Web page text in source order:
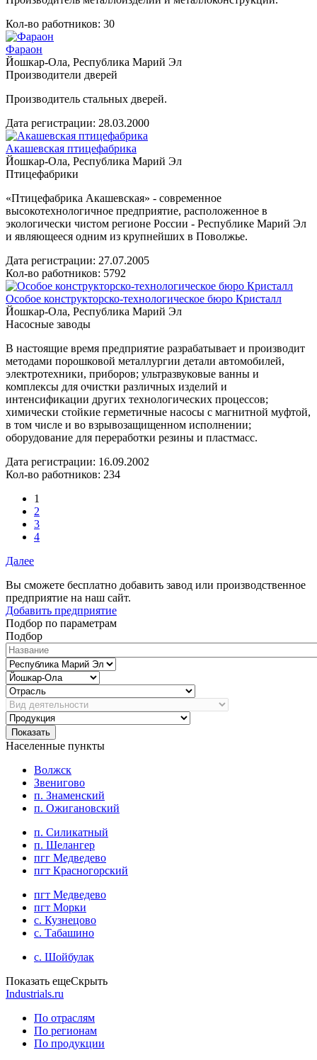
Кол-во работников: 30
Фараон
Йошкар-Ола, Республика Марий Эл
Производители дверей
Производитель стальных дверей.
Дата регистрации: 28.03.2000
Акашевская птицефабрика
Йошкар-Ола, Республика Марий Эл
Птицефабрики
«Птицефабрика Акашевская» - современное
высокотехнологичное предприятие, расположенное в
экологически чистом регионе России - Республике Марий Эл
и являющееся одним из крупнейших в Поволжье.
Дата регистрации: 27.07.2005
Кол-во работников: 5792
Особое конструкторско-технологическое бюро Кристалл
Йошкар-Ола, Республика Марий Эл
Насосные заводы
В настоящие время предприятие разрабатывает и производит
методами порошковой металлургии детали автомобилей,
электротехники, приборов; ультразвуковые ванны и
комплексы для очистки различных изделий и
интенсификации других технологических процессов;
химически стойкие герметичные насосы с магнитной муфтой,
в том числе и во взрывозащищенном исполнении;
оборудование для переработки резины и пластмасс.
Дата регистрации: 16.09.2002
Кол-во работников: 234
1
2
3
4
Далее
Вы сможете бесплатно добавить завод или производственное
предприятие на наш сайт.
Добавить предприятие
Подбор по параметрам
Подбор
Показать
Населенные пункты
Волжск
Звенигово
п. Знаменский
п. Ожигановский
п. Силикатный
п. Шелангер
пгг Медведево
пгт Красногорский
пгт Медведево
пгт Морки
с. Кузнецово
с. Табашино
с. Шойбулак
Показать ещеСкрыть
Industrials.ru
По отраслям
По регионам
По продукции